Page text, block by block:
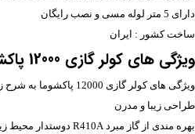
دارای 5 متر لوله مسی و نصب رایگان
ساخت کشور : ایران
ویژگی های کولر گازی 12000 پاکشوما
ویژگی های کولر گازی 12000 پاکشوما به شرح زیر می باشد :
طراحی زیبا و مدرن
بهره مندی از گاز مبرد R410A دوستدار محیط زیست